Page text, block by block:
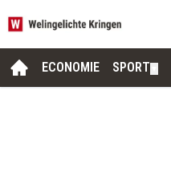
ECONOMIE SPORT